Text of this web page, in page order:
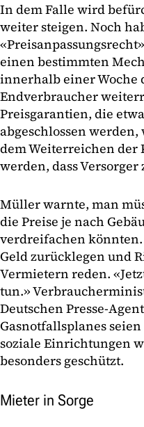
In dem Falle wird
weiter steigen. Noch
einen bestimmten
innerhalb einer Woche
Endverbraucher
Preisgarantien, die
abgeschlossen
dem Weiterreichen der
werden, dass
Müller warnte, man
die Preise je nach
verdreifachen
Geld zurücklegen und
Vermietern reden.
tun.»
Deutschen Presse-
Gasnotfallsplanes
soziale Einrichtungen
besonders geschützt.
Mieter in Sorge